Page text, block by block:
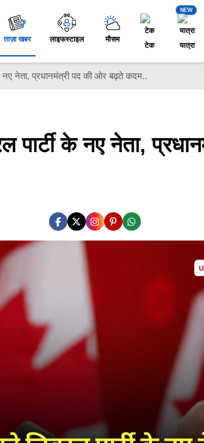
ताज़ा खबर लाइफस्टाइल मौसम
टेक
NEW
यात्रा
के नए नेता, प्रधानमंत्री पद की ओर बढ़ते कदम..
पार्टी के नए नेता,